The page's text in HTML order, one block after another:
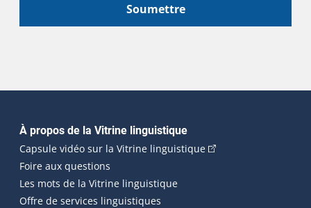
Soumettre
Navigation principale
À propos de la Vitrine linguistique
Capsule vidéo sur la Vitrine linguistique(Cet hyperlien
Foire aux questions
Les mots de la Vitrine linguistique
Offre de services linguistiques